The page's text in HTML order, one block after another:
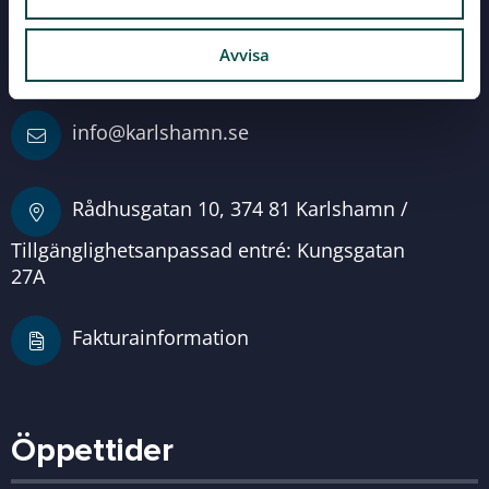
Avvisa
info@karlshamn.se
Rådhusgatan 10, 374 81 Karlshamn /
Tillgänglighetsanpassad entré: Kungsgatan
27A
Fakturainformation
Öppettider